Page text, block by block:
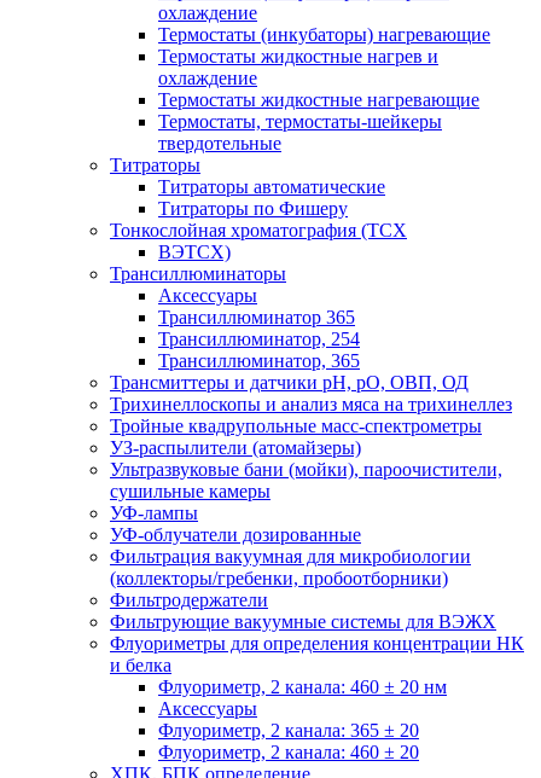
охлаждение
Термостаты (инкубаторы) нагревающие
Термостаты жидкостные нагрев и
охлаждение
Термостаты жидкостные нагревающие
Термостаты, термостаты-шейкеры
твердотельные
Титраторы
Титраторы автоматические
Титраторы по Фишеру
Тонкослойная хроматография (ТСХ
ВЭТСХ)
Трансиллюминаторы
Аксессуары
Трансиллюминатор 365
Трансиллюминатор, 254
Трансиллюминатор, 365
Трансмиттеры и датчики рН, рО, ОВП, ОД
Трихинеллоскопы и анализ мяса на трихинеллез
Тройные квадрупольные масс-спектрометры
УЗ-распылители (атомайзеры)
Ультразвуковые бани (мойки), пароочистители,
сушильные камеры
УФ-лампы
УФ-облучатели дозированные
Фильтрация вакуумная для микробиологии
(коллекторы/гребенки, пробоотборники)
Фильтродержатели
Фильтрующие вакуумные системы для ВЭЖХ
Флуориметры для определения концентрации НК
и белка
Флуориметр, 2 канала: 460 ± 20 нм
Аксессуары
Флуориметр, 2 канала: 365 ± 20
Флуориметр, 2 канала: 460 ± 20
ХПК, БПК определение